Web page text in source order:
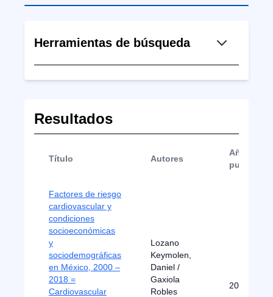
Herramientas de búsqueda
Resultados
Título Autores
Año de
Factores de riesgo
cardiovascular y
condiciones
socioeconómicas
y
sociodemográficas
en México, 2000 –
2018 =
Cardiovascular
Lozano
Keymolen,
Daniel /
Gaxiola
Robles
2021